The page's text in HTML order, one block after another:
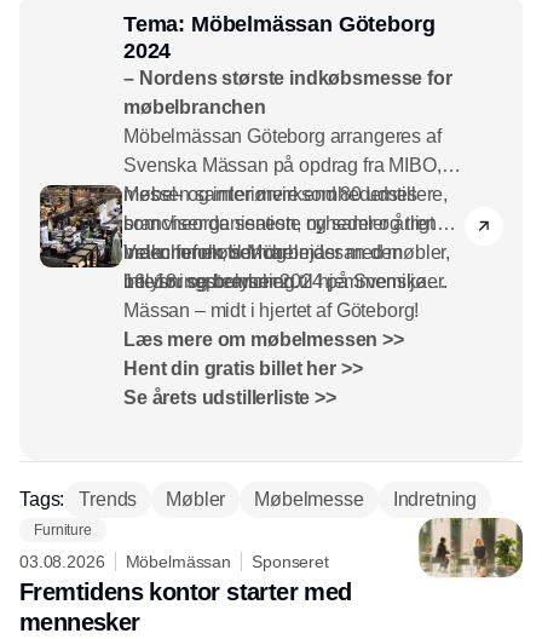
Tema: Möbelmässan Göteborg
2024
– Nordens største indkøbsmesse for
møbelbranchen
Möbelmässan Göteborg arrangeres af
Svenska Mässan på opdrag fra MIBO,
møbel- og interiørvirksomhedernes
brancheorganisation, og samler årligt
branchefolk, som arbejder med møbler,
interiør og belysning til hjemmemiljøer.
Messen samler mere end 80 udstillere,
som viser de seneste nyheder og trends
inden for møbel- og
belysningsbranchen.
Velkommen til Möbelmässan den
16.-18. september 2024 på Svenska
Mässan – midt i hjertet af Göteborg!
Læs mere om møbelmessen >>
Hent din gratis billet her >>
Se årets udstillerliste >>
Tags: Trends Møbler Møbelmesse Indretning
Furniture
03.08.2026 Möbelmässan Sponseret
Fremtidens kontor starter med
mennesker